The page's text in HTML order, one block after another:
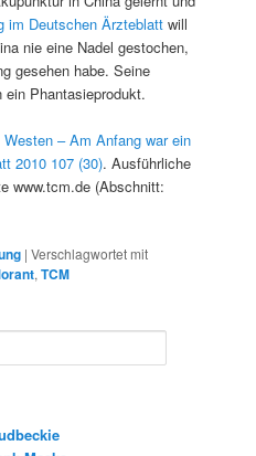
im Deutschen Ärzteblatt will
nie eine Nadel gestochen,
gesehen habe. Seine
Phantasieprodukt.
– Am Anfang war ein
2010 107 (30). Ausführliche
www.tcm.de (Abschnitt:
|Verschlagwortet mit
,TCM